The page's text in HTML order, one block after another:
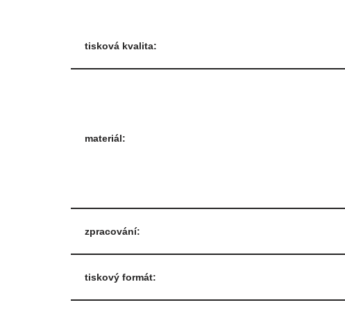
tisková kvalita:
materiál:
zpracování:
tiskový formát: